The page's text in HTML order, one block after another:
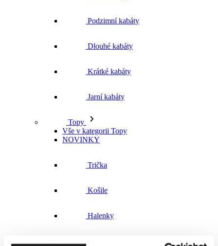
Podzimní kabáty
Dlouhé kabáty
Krátké kabáty
Jarní kabáty
Topy
Vše v kategorii Topy
NOVINKY
Trička
Košile
Halenky